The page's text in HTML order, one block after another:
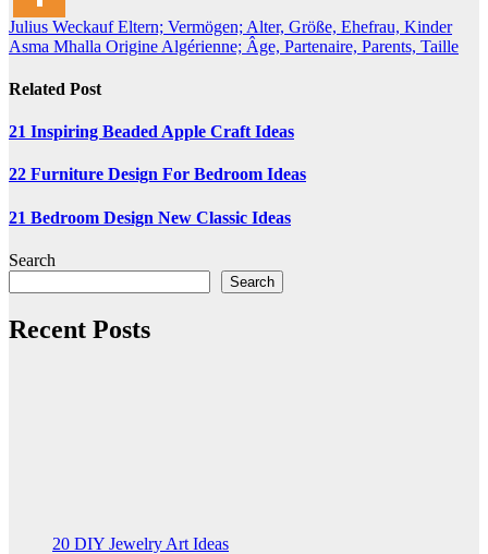
Post
navigation
Julius Weckauf Eltern; Vermögen; Alter, Größe, Ehefrau, Kinder
Asma Mhalla Origine Algérienne; Âge, Partenaire, Parents, Taille
Related Post
21 Inspiring Beaded Apple Craft Ideas
22 Furniture Design For Bedroom Ideas
21 Bedroom Design New Classic Ideas
Search
Search
Recent Posts
20 DIY Jewelry Art Ideas